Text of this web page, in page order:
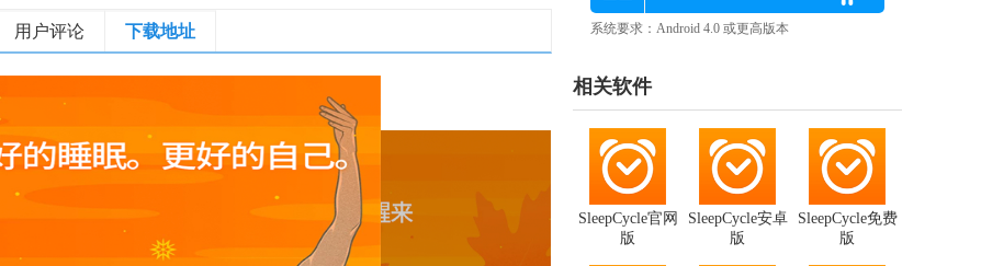
用户评论 下载地址 系统要求：Android 4.0 或更高版本
相关软件
SleepCycle免费
版
SleepCycle安卓
版
SleepCycle官网
版